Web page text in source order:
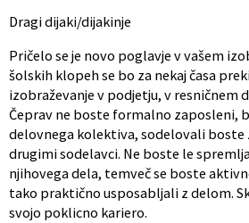
Dragi dijaki/dijakinje
Pričelo se je novo poglavje v vašem
šolskih klopeh se bo za nekaj časa
izobraževanje v podjetju, v resničnem
Čeprav ne boste formalno zaposleni,
delovnega kolektiva, sodelovali boste
drugimi sodelavci. Ne boste le
njihovega dela, temveč se boste
tako praktično usposabljali z delom.
svojo poklicno kariero.